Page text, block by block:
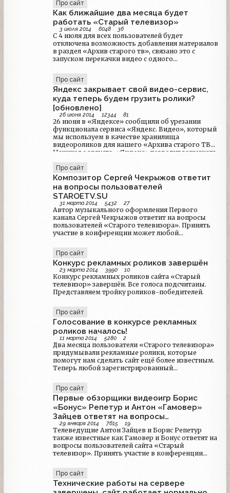
Про сайт
Как ближайшие два месяца будет
работать «Старый телевизор»
3 июля 2014 6048 36
С 4 июля для всех пользователей будет
отключена возможность добавления материалов
в раздел «Архив старого тв», связано это с
запуском перекачки видео с одного
объясняли, что вынуждены делать это в связи со
скорым закрытием сервиса
«Яндекс.Видео».Куда теперь грузить ролики?В
будущем мы будем пользоваться
видеохостингом Dailymotion, куда и перекачаем
все добавленные ныне видео.
Про сайт
Яндекс закрывает свой видео-сервис,
куда теперь будем грузить ролики?
[обновлено]
26 июня 2014 12344 81
26 июня в «Яндексе» сообщили об урезании
функционала сервиса «Яндекс. Видео», который
мы используем в качестве хранилища
видеороликов для нашего «Архива старого ТВ».
Начиная с августа, «Яндекс» позволит загружать
просмотр материалов при этом будет ограничен.
Про сайт
Композитор Сергей Чекрыжов ответит
на вопросы пользователей
STAROETV.SU
31 марта 2014 5432 27
Автор музыкального оформления Первого
канала Сергей Чекрыжов ответит на вопросы
пользователей «Старого телевизора». Принять
участие в конференции может любой
Про сайт
Конкурс рекламных роликов завершён
23 марта 2014 3990 10
Конкурс рекламных роликов сайта «Старый
телевизор» завершён. Все голоса подсчитаны.
Представляем тройку роликов-победителей.
Про сайт
Голосование в конкурсе рекламных
роликов началось!
11 марта 2014 5280 2
Два месяца пользователи «Старого телевизора»
придумывали рекламные ролики, которые
помогут нам сделать сайт ещё более известным.
Теперь любой зарегистрированный
открытом голосовании на форуме.Чтобы
проголосовать, просто отпишитесь в указанной
теме, указав номера понравившихся роликов.
Про сайт
Первые обзорщики видеоигр Борис
«Бонус» Репетур и Антон «Гамовер»
Зайцев ответят на вопросы
пользователей STAROETV.SU
29 января 2014 7615 19
Телеведущие Антон Зайцев и Борис Репетур
также известные как Гамовер и Бонус ответят на
вопросы пользователей сайта «Старый
телевизор». Принять участие в конференции
пользователь.
Про сайт
Технические работы на сервере